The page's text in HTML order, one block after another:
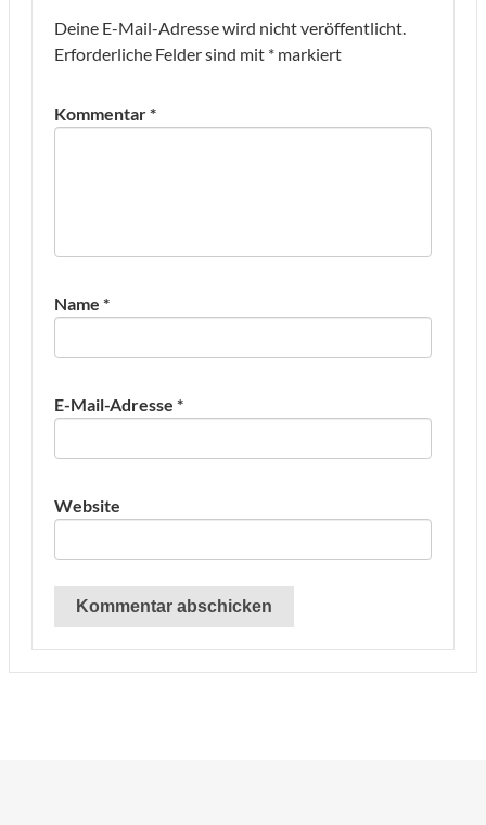
Deine E-Mail-Adresse wird nicht veröffentlicht.
Erforderliche Felder sind mit * markiert
Kommentar*
Name *
E-Mail-Adresse *
Website